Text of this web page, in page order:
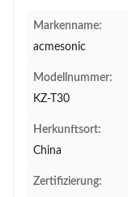
Markenname:
acmesonic
Modellnummer:
KZ-T30
Herkunftsort:
China
Zertifizierung: